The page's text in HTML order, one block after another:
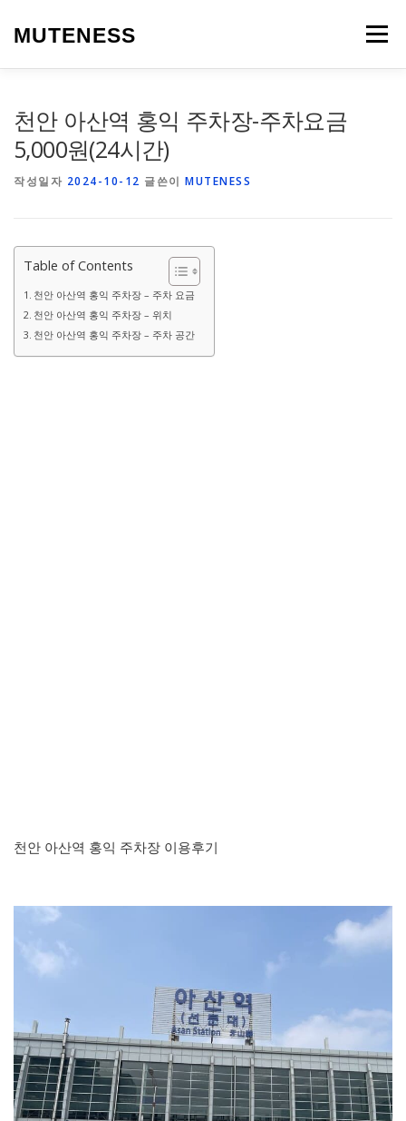
MUTENESS 메뉴
천안 아산역 홍익 주차장-주차요금
5,000원(24시간)
작성일자 2024-10-12 글쓴이 MUTENESS
Table of Contents
천안 아산역 홍익 주차장 – 주차 요금
천안 아산역 홍익 주차장 – 위치
천안 아산역 홍익 주차장 – 주차 공간
천안 아산역 홍익 주차장 이용후기